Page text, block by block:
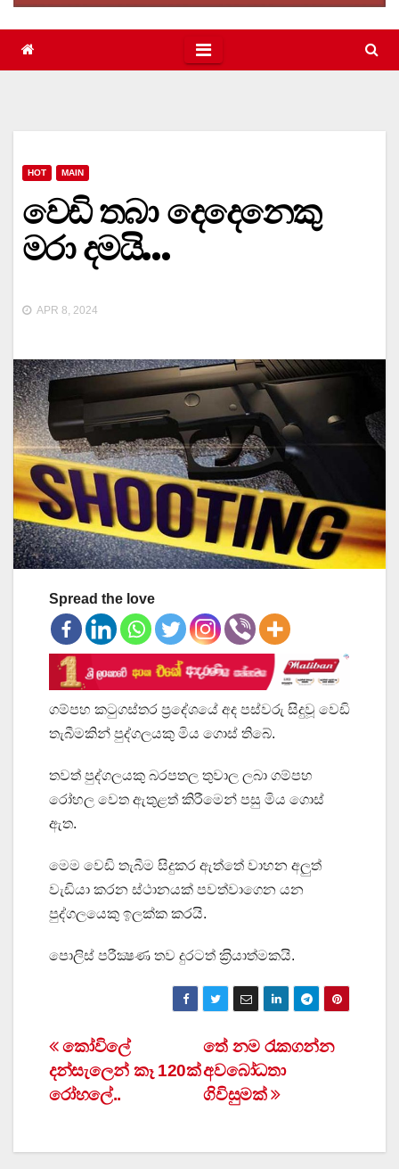
HOT MAIN
වෙඩි තබා දෙදෙනෙකු
මරා දමයි…
APR 8, 2024
Spread the love
ගම්පහ කටුගස්තර ප්‍රදේශයේ අද පස්වරු සිදුවූ වෙඩි
තැබීමකින් පුද්ගලයකු මිය ගොස් තිබේ.
තවත් පුද්ගලයකු බරපතල තුවාල ලබා ගම්පහ
රෝහල වෙත ඇතුළත් කිරීමෙන් පසු මිය ගොස්
ඇත.
මෙම වෙඩි තැබීම සිදුකර ඇත්තේ වාහන අලුත්
වැඩියා කරන ස්ථානයක් පවත්වාගෙන යන
පුද්ගලයෙකු ඉලක්ක කරයි.
පොලිස් පරීක්‍ෂණ තව දුරටත් ක‍්‍රියාත්මකයි.
Post
navigation
තේ නම රැකගන්න
අවබෝධතා
ගිවිසුමක්
කෝවිලේ
දන්සැලෙන් කෑ 120ක්
රෝහලේ..